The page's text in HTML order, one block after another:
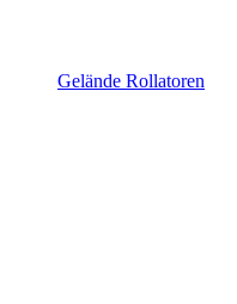
Gelände Rollatoren